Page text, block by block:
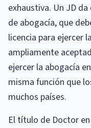
exhaustiva. Un JD
de abogacía, que
licencia para ejercer
ampliamente
ejercer la abogacía
misma función que
muchos países.
El título de Doctor